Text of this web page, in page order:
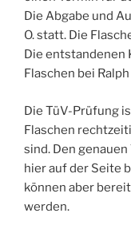
Die Abgabe und
O. statt. Die
Die entstandenen
Flaschen bei
Die TüV-Prüfung
Flaschen
sind. Den
hier auf der Seite
können aber
werden.